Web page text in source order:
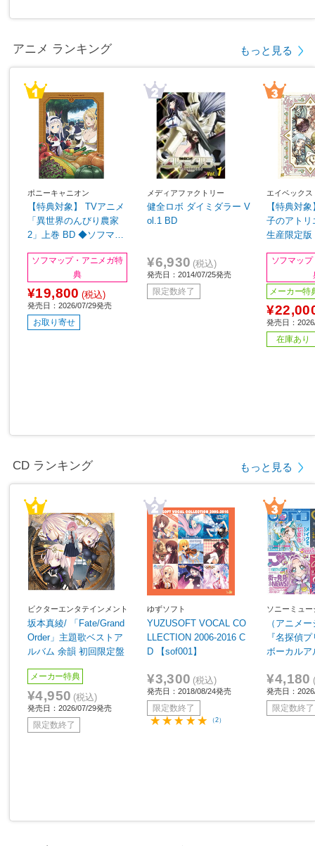
アニメ ランキング もっと見る
ポニーキャニオン
【特典対象】 TVアニメ
「異世界のんびり農家
2」上巻 BD ◆ソフマッ
入特典「上下巻収納BO
X・B2タペストリー（キ
ービジュアル絵柄）」
ソフマップ・アニメガ特
典
¥19,800 (税込)
発売日：2026/07/29発売
お取り寄せ
メディアファクトリー
健全ロボ ダイミダラー V
ol.1 BD
¥6,930 (税込)
発売日：2014/07/25発売
限定数終了
エイベック
【特典対
子のアト
生産限定
購入特典
＆缶バッ
7mm)」
ソフマッ
メーカー特
発売日：
在庫あり
CD ランキング もっと見る
ビクターエンタテインメント
坂本真綾/ 「Fate/Grand
Order」主題歌ベストア
ルバム 余韻 初回限定盤
メーカー特典
¥4,950 (税込)
発売日：2026/07/29発売
限定数終了
ゆずソフト
YUZUSOFT VOCAL CO
LLECTION 2006-2016 C
D 【sof001】
¥3,300 (税込)
発売日：2018/08/24発売
限定数終了
（2）
ソニーミュ
ィング
（アニメ
『名探偵
ボーカルア
¥4,180
発売日：
限定数終了